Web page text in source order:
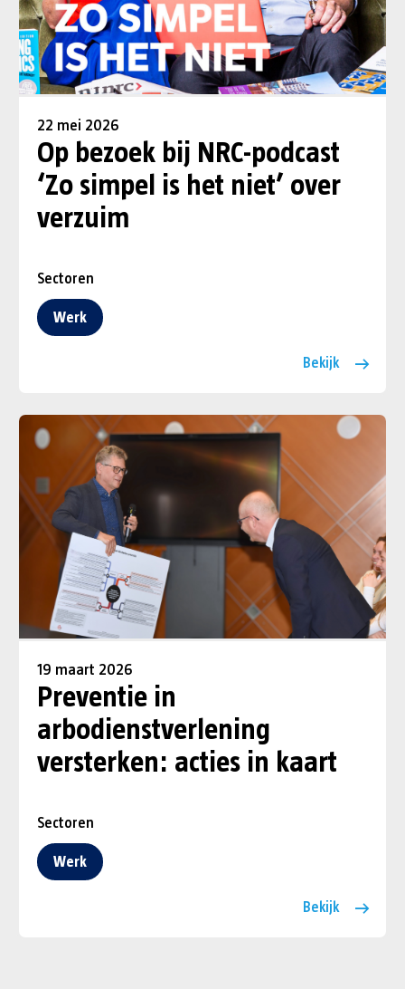
22 mei 2026
Op bezoek bij NRC-podcast
‘Zo simpel is het niet’ over
verzuim
Sectoren
Werk
Bekijk
19 maart 2026
Preventie in
arbodienstverlening
versterken: acties in kaart
Sectoren
Werk
Bekijk